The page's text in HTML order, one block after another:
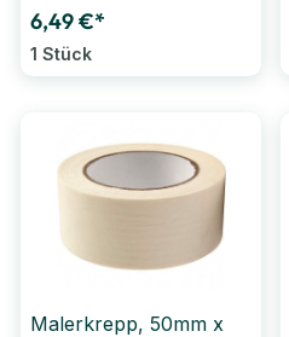
6,49 €*
1 Stück
Malerkrepp, 50mm x